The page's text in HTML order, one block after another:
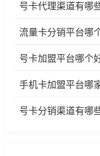
号卡代理渠道有哪
流量卡分销平台哪